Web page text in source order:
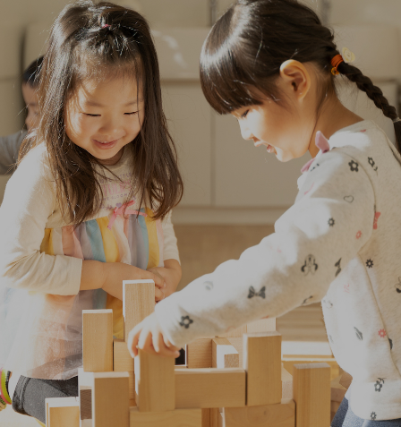
各園のブログ
2026.08.05 【そら組】誕生会2026.08.05 【つき組】水遊
一覧を見る